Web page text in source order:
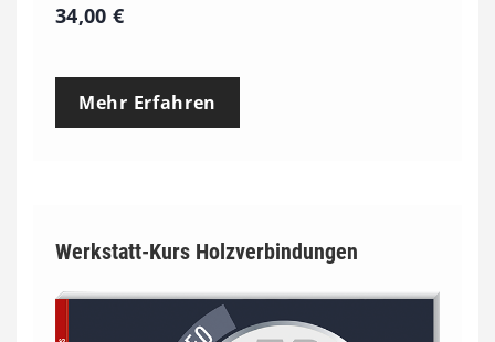
34,00€
Mehr Erfahren
Werkstatt-Kurs Holzverbindungen